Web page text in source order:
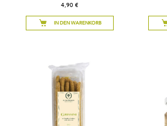
4,90 €
IN DEN WARENKORB